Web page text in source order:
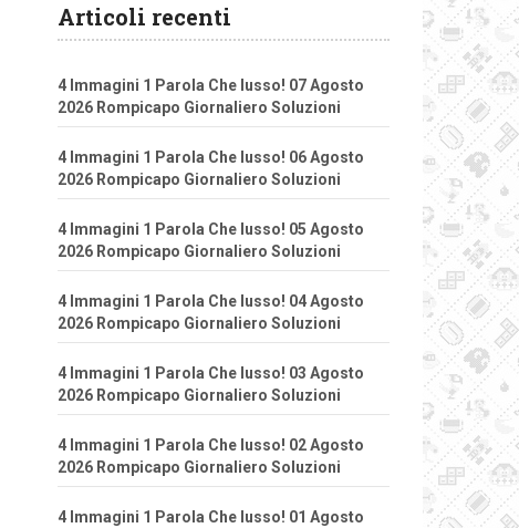
Articoli recenti
4 Immagini 1 Parola Che lusso! 07 Agosto
2026 Rompicapo Giornaliero Soluzioni
4 Immagini 1 Parola Che lusso! 06 Agosto
2026 Rompicapo Giornaliero Soluzioni
4 Immagini 1 Parola Che lusso! 05 Agosto
2026 Rompicapo Giornaliero Soluzioni
4 Immagini 1 Parola Che lusso! 04 Agosto
2026 Rompicapo Giornaliero Soluzioni
4 Immagini 1 Parola Che lusso! 03 Agosto
2026 Rompicapo Giornaliero Soluzioni
4 Immagini 1 Parola Che lusso! 02 Agosto
2026 Rompicapo Giornaliero Soluzioni
4 Immagini 1 Parola Che lusso! 01 Agosto